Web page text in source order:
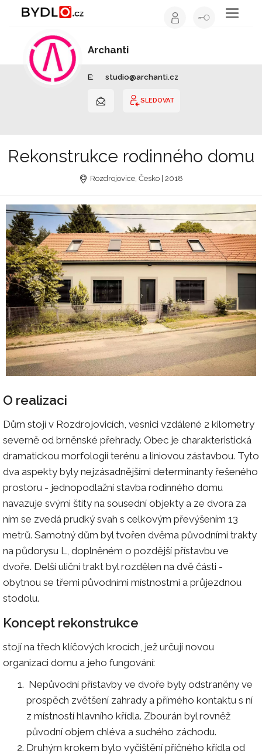
Toggle
Archanti
E: studio@archanti.cz
SLEDOVAT
Rekonstrukce rodinného domu
Rozdrojovice, Česko | 2018
O realizaci
Dům stojí v Rozdrojovicích, vesnici vzdálené 2 kilometry
severně od brněnské přehrady. Obec je charakteristická
dramatickou morfologií terénu a liniovou zástavbou. Tyto
dva aspekty byly nejzásadnějšími determinanty řešeného
prostoru - jednopodlažní stavba rodinného domu
navazuje svými štíty na sousední objekty a ze dvora za
ním se zvedá prudký svah s celkovým převýšením 13
metrů. Samotný dům byl tvořen dvěma původními trakty
na půdorysu L, doplněném o pozdější přístavbu ve
dvoře. Delší uliční trakt byl rozdělen na dvě části -
obytnou se třemi původními místnostmi a průjezdnou
stodolu.
Koncept rekonstrukce
stojí na třech klíčových krocích, jež určují novou
organizaci domu a jeho fungování:
Nepůvodní přístavby ve dvoře byly odstraněny ve
prospěch zvětšení zahrady a přímého kontaktu s ní
z místností hlavního křídla. Zbourán byl rovněž
původní objem chléva a suchého záchodu.
Druhým krokem bylo vyčištění příčného křídla od